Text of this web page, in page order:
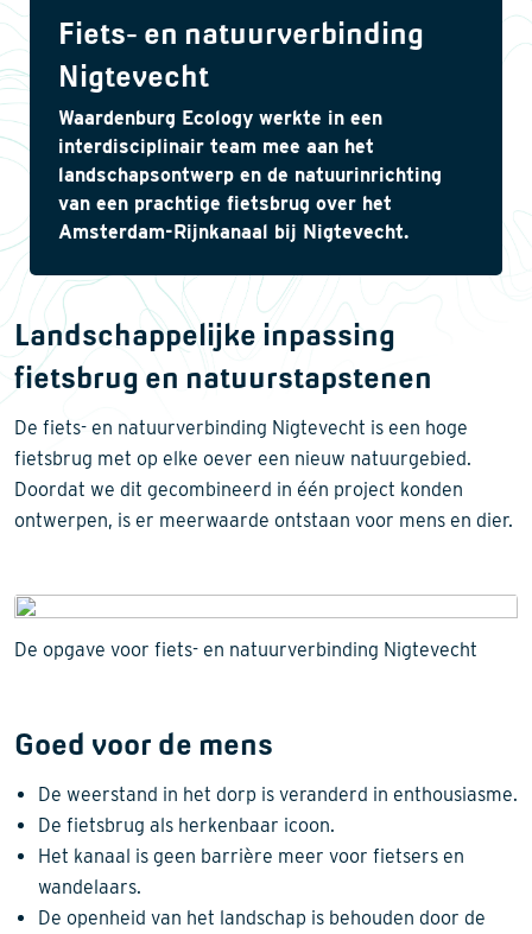
Fiets- en natuurverbinding
Nigtevecht
Waardenburg Ecology werkte in een
interdisciplinair team mee aan het
landschapsontwerp en de natuurinrichting
van een prachtige fietsbrug over het
Amsterdam-Rijnkanaal bij Nigtevecht.
Landschappelijke inpassing
fietsbrug en natuurstapstenen
De fiets- en natuurverbinding Nigtevecht is een hoge
fietsbrug met op elke oever een nieuw natuurgebied.
Doordat we dit gecombineerd in één project konden
ontwerpen, is er meerwaarde ontstaan voor mens en dier.
De opgave voor fiets- en natuurverbinding Nigtevecht
Goed voor de mens
De weerstand in het dorp is veranderd in enthousiasme.
De fietsbrug als herkenbaar icoon.
Het kanaal is geen barrière meer voor fietsers en
wandelaars.
De openheid van het landschap is behouden door de